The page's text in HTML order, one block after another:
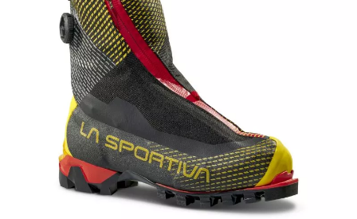
La Sportiva G-Summit : pour rejoindre le
sommet !
Nouveauté de chezLa Sportiva
pour l'alpinisme technique avec passages d'escalades,
sections verticales et expositions accentuées. La
est un produit extrêmement thermique pour
l’alpinisme de haute altitude ou une double chaussure
robuste étonnamment légère et précise pour les
expéditions dans des climats très difficiles. Grâce à la
doublure amovible spéciale, laG-Summits’avère être